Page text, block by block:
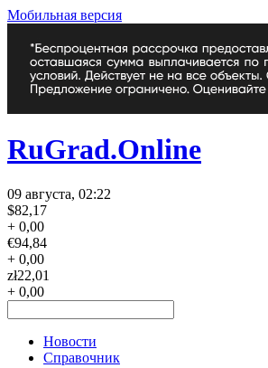
Мобильная версия
RuGrad.Online
09 августа, 02:22
$82,17
+ 0,00
€94,84
+ 0,00
zł22,01
+ 0,00
Новости
Справочник